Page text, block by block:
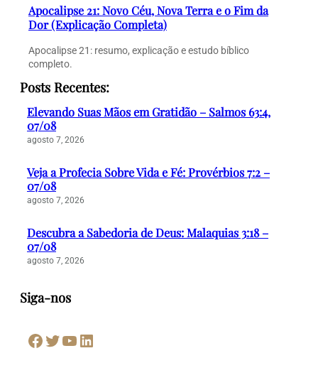
Apocalipse 21: Novo Céu, Nova Terra e o Fim da
Dor (Explicação Completa)
Apocalipse 21: resumo, explicação e estudo bíblico
completo.
Posts Recentes:
Elevando Suas Mãos em Gratidão – Salmos 63:4,
07/08
agosto 7, 2026
Veja a Profecia Sobre Vida e Fé: Provérbios 7:2 –
07/08
agosto 7, 2026
Descubra a Sabedoria de Deus: Malaquias 3:18 –
07/08
agosto 7, 2026
Siga-nos
Facebook Twitter Youtube LinkedIn